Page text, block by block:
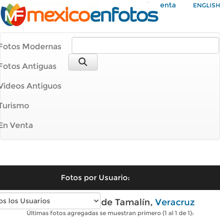
Mi Cuenta ENGLISH
Modernas
Antiguas
Antiguos
Venta
Fotos por Usuario:
Fotos modernas de Tamalín, Veracruz
Últimas fotos agregadas se muestran primero (1 al 1 de 1):